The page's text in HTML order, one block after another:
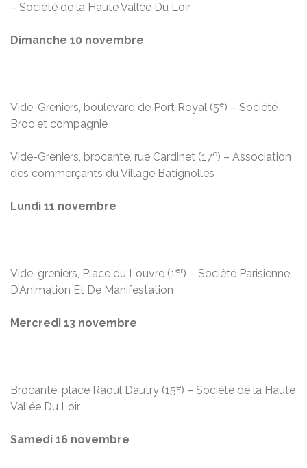
– Société de la Haute Vallée Du Loir
Dimanche 10 novembre
Vide-Greniers, boulevard de Port Royal (5e) – Société
Broc et compagnie
Vide-Greniers, brocante, rue Cardinet (17e) – Association
des commerçants du Village Batignolles
Lundi 11 novembre
Vide-greniers, Place du Louvre (1er) – Société Parisienne
D’Animation Et De Manifestation
Mercredi 13 novembre
Brocante, place Raoul Dautry (15e) – Société de la Haute
Vallée Du Loir
Samedi 16 novembre